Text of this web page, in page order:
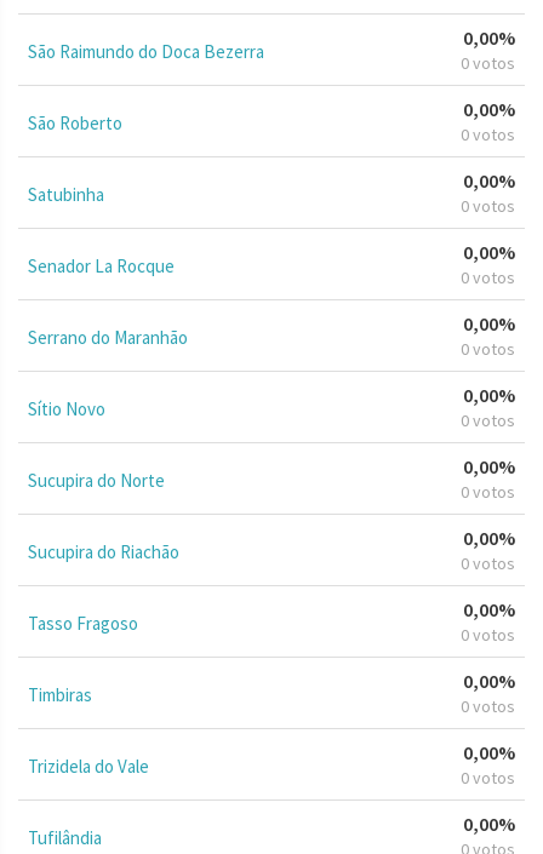
São Raimundo do Doca Bezerra
0,00%
0 votos
São Roberto
0,00%
0 votos
Satubinha
0,00%
0 votos
Senador La Rocque
0,00%
0 votos
Serrano do Maranhão
0,00%
0 votos
Sítio Novo
0,00%
0 votos
Sucupira do Norte
0,00%
0 votos
Sucupira do Riachão
0,00%
0 votos
Tasso Fragoso
0,00%
0 votos
Timbiras
0,00%
0 votos
Trizidela do Vale
0,00%
0 votos
Tufilândia
0,00%
0 votos